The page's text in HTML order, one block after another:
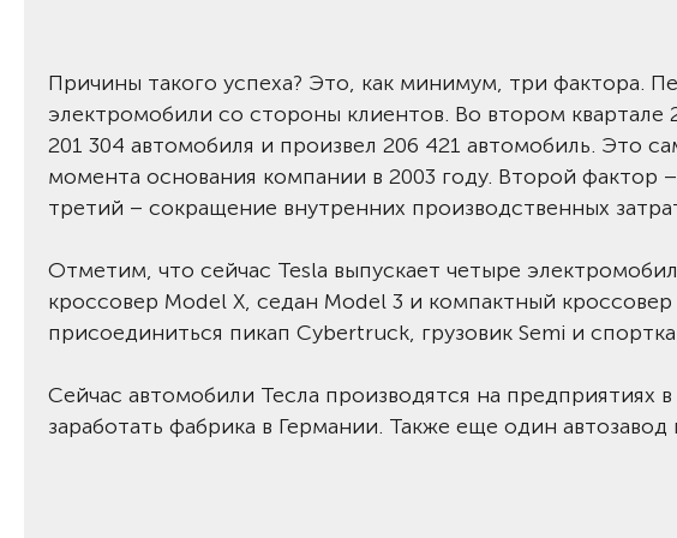
Причины такого успеха? Это, как минимум, три фактора.
электромобили со стороны клиентов. Во втором квартале
201 304 автомобиля и произвел 206 421 автомобиль. Это
момента основания компании в 2003 году. Второй
третий – сокращение внутренних производственных
Отметим, что сейчас Tesla выпускает четыре
кроссовер Model X, седан Model 3 и компактный
присоединиться пикап Cybertruck, грузовик Semi и
Сейчас автомобили Тесла производятся на
заработать фабрика в Германии. Также еще один